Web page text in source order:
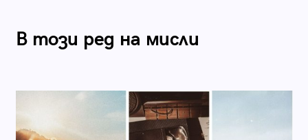
В този ред на мисли